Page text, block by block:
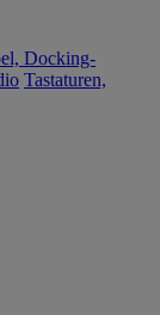
Docking-
Tastaturen,